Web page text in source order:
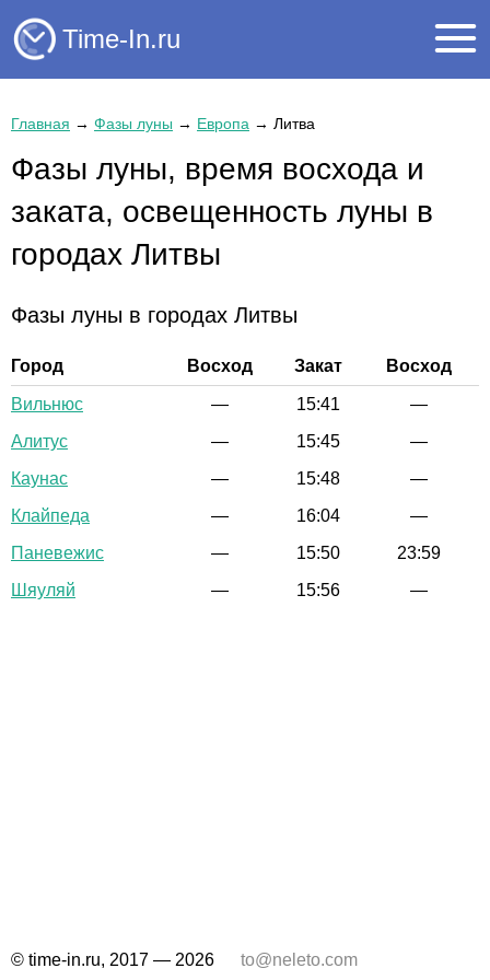
Time-In.ru
Главная → Фазы луны → Европа → Литва
Фазы луны, время восхода и
заката, освещенность луны в
городах Литвы
Фазы луны в городах Литвы
Город Восход Закат Восход
Вильнюс — 15:41
—
Алитус
— 15:45
—
Каунас
— 15:48
—
Клайпеда
— 16:04
—
Паневежис
— 15:50
23:59
Шяуляй
— 15:56 —
© time-in.ru, 2017 — 2026 to@neleto.com